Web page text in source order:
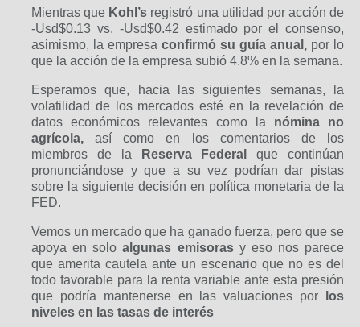
Mientras que Kohl’s registró una utilidad por acción de
-Usd$0.13 vs. -Usd$0.42 estimado por el consenso,
asimismo, la empresa confirmó su guía anual, por lo
que la acción de la empresa subió 4.8% en la semana.
Esperamos que, hacia las siguientes semanas, la
volatilidad de los mercados esté en la revelación de
datos económicos relevantes como la nómina no
agrícola, así como en los comentarios de los
miembros de la
Reserva Federal
que continúan
pronunciándose y que a su vez podrían dar pistas
sobre la siguiente decisión en política monetaria de la
FED.
Vemos un mercado que ha ganado fuerza, pero que se
apoya en soloalgunas emisorasy eso nos parece
que amerita cautela ante un escenario que no es del
todo favorable para la renta variable ante esta presión
que podría mantenerse en las valuaciones por
los
niveles en las tasas de interés